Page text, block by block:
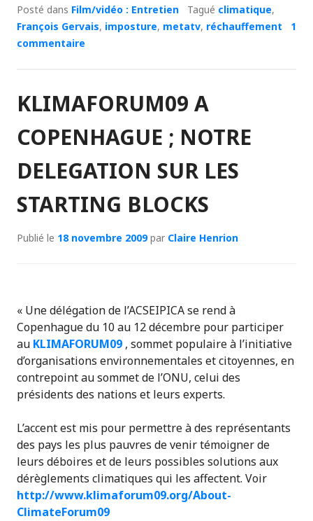
Posté dans Film/vidéo : Entretien Tagué climatique,
François Gervais, imposture, metatv, réchauffement
1
commentaire
KLIMAFORUM09 A
COPENHAGUE ; NOTRE
DELEGATION SUR LES
STARTING BLOCKS
Publié le 18 novembre 2009par Claire Henrion
« Une délégation de l’ACSEIPICA se rend à
Copenhague du 10 au 12 décembre pour participer
au KLIMAFORUM09 , sommet populaire à l’initiative
d’organisations environnementales et citoyennes, en
contrepoint au sommet de l’ONU, celui des
présidents des nations et leurs experts.
L’accent est mis pour permettre à des représentants
des pays les plus pauvres de venir témoigner de
leurs déboires et de leurs possibles solutions aux
dérèglements climatiques qui les affectent. Voir
http://www.klimaforum09.org/About-
ClimateForum09